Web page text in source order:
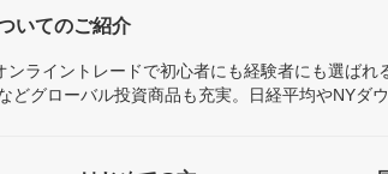
いてのご紹介
ンライントレードで初心者にも経験者にも選ば
どグローバル投資商品も充実。日経平均やNYダ